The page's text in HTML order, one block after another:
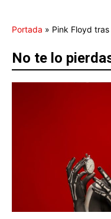
Portada » Pink Floyd
No te lo